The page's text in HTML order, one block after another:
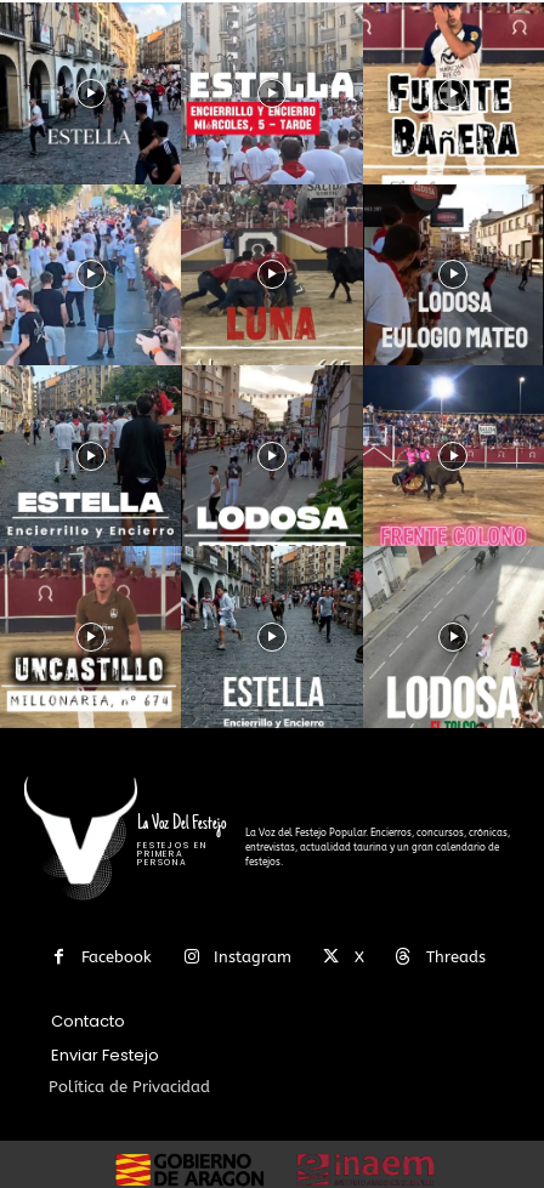
La Voz Del Festejo
FESTEJOS EN
PRIMERA
PERSONA
La Voz del Festejo Popular. Encierros, concursos, crónicas,
entrevistas, actualidad taurina y un gran calendario de
festejos.
Facebook Instagram X Threads
Contacto
Enviar Festejo
Política de Privacidad